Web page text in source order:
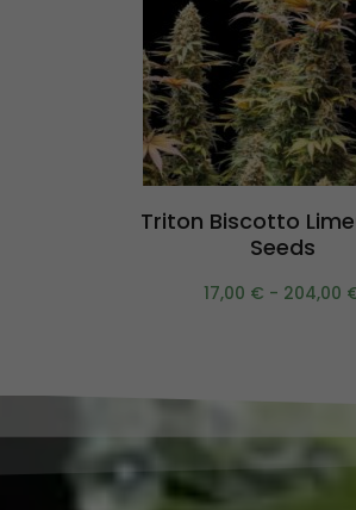
Scegli
Triton Biscotto
Seeds
17,00 € - 204,00